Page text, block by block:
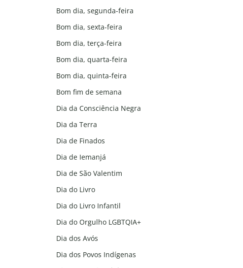
Bom dia, segunda-feira
Bom dia, sexta-feira
Bom dia, terça-feira
Bom dia, quarta-feira
Bom dia, quinta-feira
Bom fim de semana
Dia da Consciência Negra
Dia da Terra
Dia de Finados
Dia de Iemanjá
Dia de São Valentim
Dia do Livro
Dia do Livro Infantil
Dia do Orgulho LGBTQIA+
Dia dos Avós
Dia dos Povos Indígenas